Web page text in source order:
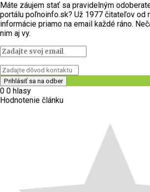
Máte záujem stať sa pravidelným
portálu poľnoinfo.sk? Už 1977 čitateľov od
informácie priamo na email každé ráno.
nim aj vy.
0 0 hlasy
Hodnotenie článku